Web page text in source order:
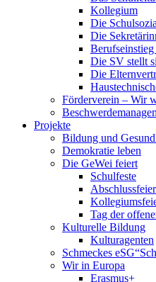
Kollegium
Die
Die
Die SV stellt
Die
Förderverein – Wir
Projekte
Bildung und
Demokratie leben
Die GeWei feiert
Schulfeste
Tag der
Kulturelle Bildung
Kulturagenten
Schmeckes eSG“
Wir in Europa
Erasmus+